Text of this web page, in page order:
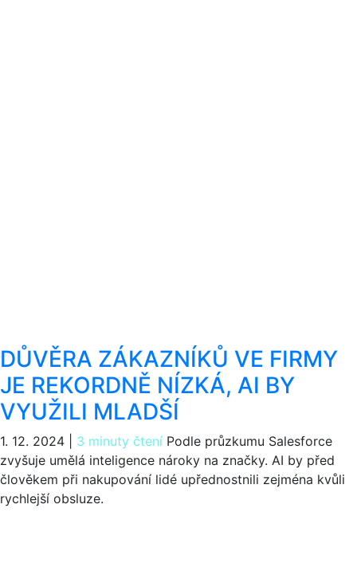
DŮVĚRA ZÁKAZNÍKŮ VE FIRMY
JE REKORDNĚ NÍZKÁ, AI BY
VYUŽILI MLADŠÍ
1. 12. 2024 3 minuty čtení Podle průzkumu Salesforce
zvyšuje umělá inteligence nároky na značky. AI by před
člověkem při nakupování lidé upřednostnili zejména kvůli
rychlejší obsluze.